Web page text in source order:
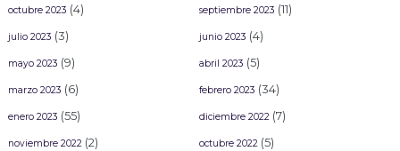
octubre 2023 (4) septiembre 2023 (11)
julio 2023 (3) junio 2023 (4)
mayo 2023 (9) abril 2023 (5)
marzo 2023 (6) febrero 2023 (34)
enero 2023 (55) diciembre 2022(7)
noviembre 2022(2) octubre 2022(5)